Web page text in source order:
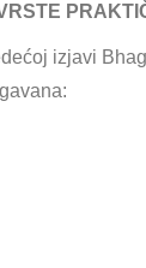
izjavi